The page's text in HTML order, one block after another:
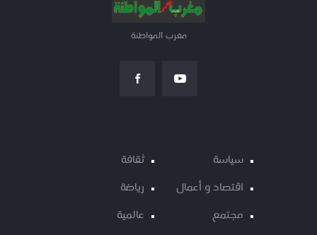
مغرب المواطنة
سياسة
اقتصاد و أعمال
مجتمع
ثقافة
رياضة
عالمية